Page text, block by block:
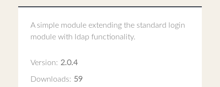
A simple module extending the standard login
module with ldap functionality.
Version: 2.0.4
Downloads: 59